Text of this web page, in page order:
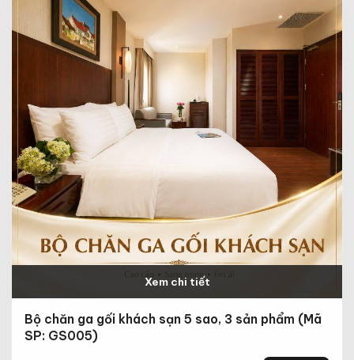
Xem chi tiết
Bộ chăn ga gối khách sạn 5 sao, 3 sản phẩm (Mã
SP: GS005)